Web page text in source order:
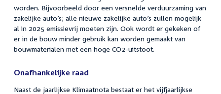
worden. Bijvoorbeeld door een versnelde verduurzaming van
zakelijke auto’s; alle nieuwe zakelijke auto’s zullen mogelijk
al in 2025 emissievrij moeten zijn. Ook wordt er gekeken of
er in de bouw minder gebruik kan worden gemaakt van
bouwmaterialen met een hoge CO2-uitstoot.
Onafhankelijke raad
Naast de jaarlijkse Klimaatnota bestaat er het vijfjaarlijkse